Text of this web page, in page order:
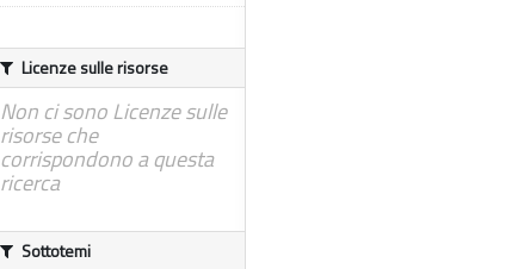
Licenze sulle risorse
Non ci sono Licenze sulle
risorse che
corrispondono a questa
ricerca
Sottotemi